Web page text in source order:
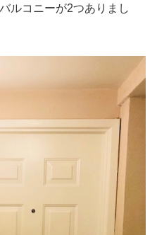
ルコニーが2つありまし